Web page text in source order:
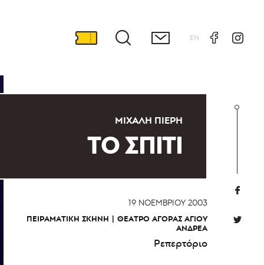
EN
ΜΙΧΆΛΗ ΠΙΕΡΉ
ΤΟ ΣΠΙΤΙ
19 ΝΟΕΜΒΡΊΟΥ 2003
ΠΕΙΡΑΜΑΤΙΚΉ ΣΚΗΝΉ
ΘΈΑΤΡΟ ΑΓΟΡΆΣ ΑΓΊΟΥ
ΑΝΔΡΈΑ
Ρεπερτόριο